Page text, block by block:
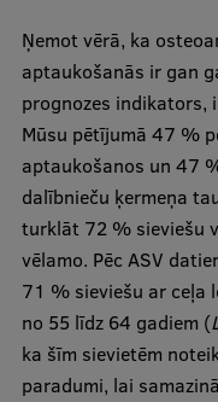
Ņemot vērā, ka
aptaukošanās ir gan
prognozes indikators,
Mūsu pētījumā 47 %
aptaukošanos un 47
dalībnieču ķermeņa
turklāt 72 % sieviešu
vēlamo. Pēc ASV
71 % sieviešu ar ceļa
no 55 līdz 64 gadiem (
ka šīm sievietēm
paradumi, lai